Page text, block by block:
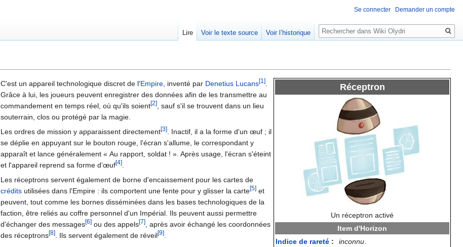
Réceptron
Un réceptron activé
Item d'Horizon
Indice de rareté : inconnu.
C'est un appareil technologique discret de l'Empire, inventé par Denetius Lucans[1].
Grâce à lui, les joueurs peuvent enregistrer des données afin de les transmettre au
commandement en temps réel, où qu'ils soient[2], sauf s'il se trouvent dans un lieu
souterrain, clos ou protégé par la magie.
Les ordres de mission y apparaissent directement[3]. Inactif, il a la forme d'un œuf ; il
se déplie en appuyant sur le bouton rouge, l'écran s'allume, le correspondant y
apparaît et lance généralement « Au rapport, soldat ! ». Après usage, l'écran s'éteint
et l'appareil reprend sa forme d’œuf[4].
Les réceptrons servent également de borne d'encaissement pour les cartes de
créditsutilisées dans l'Empire : ils comportent une fente pour y glisser la carte[5]et
peuvent, tout comme les bornes disséminées dans les bases technologiques de la
faction, être reliés au coffre personnel d'un Impérial. Ils peuvent aussi permettre
d'échanger des messages[6]ou des appels[7], après avoir échangé les coordonnées
des réceptrons[8]. Ils servent également de réveil[9].
Se connecter Demander un compte
Lire Voir le texte source Voir l’historique
Rechercher